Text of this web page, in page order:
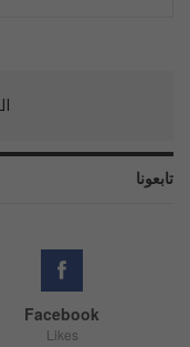
تابعونا
Facebook
Likes